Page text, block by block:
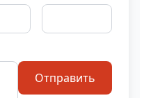
Отправить